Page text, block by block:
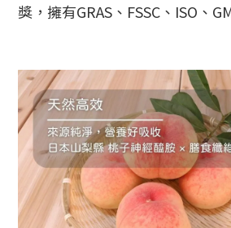
獎， 擁有GRAS、FSSC、ISO、